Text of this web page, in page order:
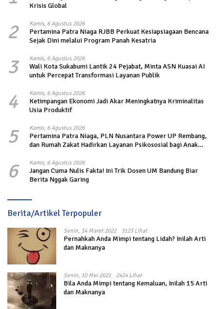
Krisis Global
2 Kamis, 6 Agustus 2026
Pertamina Patra Niaga RJBB Perkuat Kesiapsiagaan Bencana
Sejak Dini melalui Program Panah Kesatria
3 Kamis, 6 Agustus 2026
Wali Kota Sukabumi Lantik 24 Pejabat, Minta ASN Kuasai AI
untuk Percepat Transformasi Layanan Publik
4 Kamis, 6 Agustus 2026
Ketimpangan Ekonomi Jadi Akar Meningkatnya Kriminalitas
Usia Produktif
5 Kamis, 6 Agustus 2026
Pertamina Patra Niaga, PLN Nusantara Power UP Rembang,
dan Rumah Zakat Hadirkan Layanan Psikososial bagi Anak
6 Kamis, 6 Agustus 2026
Jangan Cuma Nulis Fakta! Ini Trik Dosen UM Bandung Biar
Berita Nggak Garing
Berita/Artikel Terpopuler
Senin, 14 Maret 2022 3123 Lihat
Pernahkah Anda Mimpi tentang Lidah? Inilah Arti
dan Maknanya
Senin, 10 Mei 2021 2424 Lihat
Bila Anda Mimpi tentang Kemaluan, Inilah 15 Arti
dan Maknanya